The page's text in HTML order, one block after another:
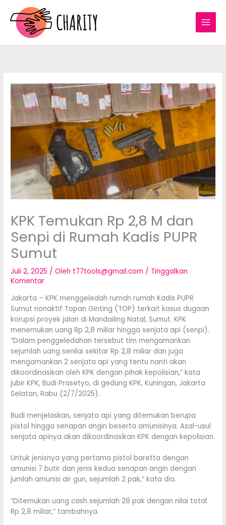
konten
KPK Temukan Rp 2,8 M dan
Senpi di Rumah Kadis PUPR
Sumut
Juli 2, 2025 / Oleh t77tools@gmail.com / Tinggalkan
Komentar
Jakarta – KPK menggeledah rumah rumah Kadis PUPR
Sumut nonaktif Topan Ginting (TOP) terkait kasus dugaan
korupsi proyek jalan di Mandailing Natal, Sumut. KPK
menemukan uang Rp 2,8 miliar hingga senjata api (senpi).
“Dalam penggeledahan tersebut tim mengamankan
sejumlah uang senilai sekitar Rp 2,8 miliar dan juga
mengamankan 2 senjata api yang tentu nanti akan
dikoordinasikan oleh KPK dengan pihak kepolisian,” kata
jubir KPK, Budi Prasetyo, di gedung KPK, Kuningan, Jakarta
Selatan, Rabu (2/7/2025).
Budi menjelaskan, senjata api yang ditemukan berupa
pistol hingga senapan angin beserta amunisinya. Asal-usul
senjata apinya akan dikoordinasikan KPK dengan kepolisian.
Untuk jenisnya yang pertama pistol baretta dengan
amunisi 7 butir dan jenis kedua senapan angin dengan
jumlah amunisi air gun, sejumlah 2 pak,” kata dia.
“Ditemukan uang cash sejumlah 28 pak dengan nilai total
Rp 2,8 miliar,” tambahnya.